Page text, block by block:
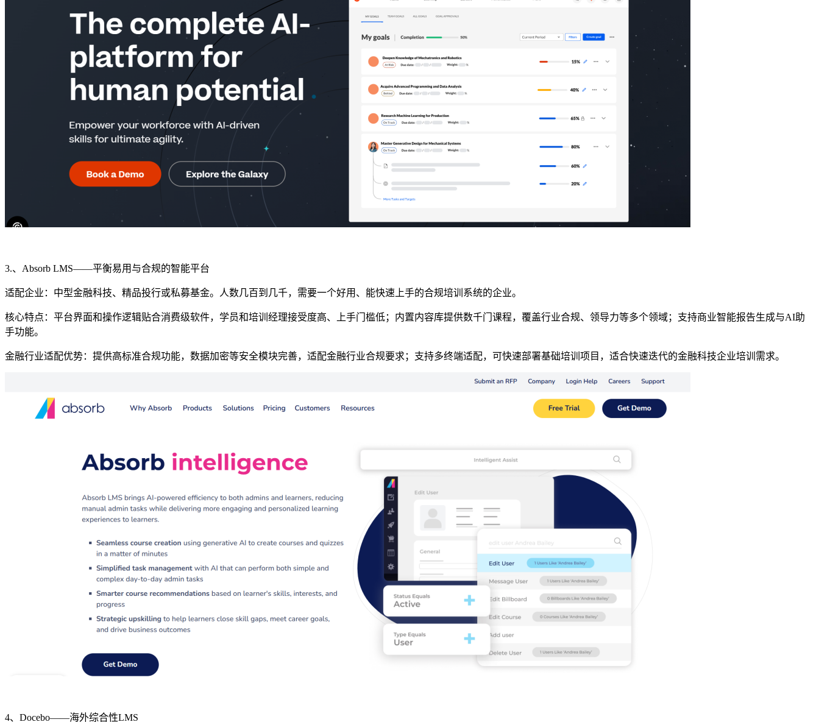
3.、Absorb LMS——平衡易用与合规的智能平台
适配企业： 中型金融科技、精品投行或私募基金。人数几百到几千，需要一个好用、能快速上手的合规培训系统的企业。
核心特点：平台界面和操作逻辑贴合消费级软件，学员和培训经理接受度高、上手门槛低； 内置内容库提供数千门课程，覆盖行业合规、领导力等多个领域； 支持商业智能报告生成与AI助
手功能。
金融行业适配优势：提供高标准合规功能，数据加密等安全模块完善，适配金融行业合规要求 ； 支持多终端适配，可快速部署基础培训项目，适合快速迭代的金融科技企业培训需求。
4、 Docebo——海外综合性LMS